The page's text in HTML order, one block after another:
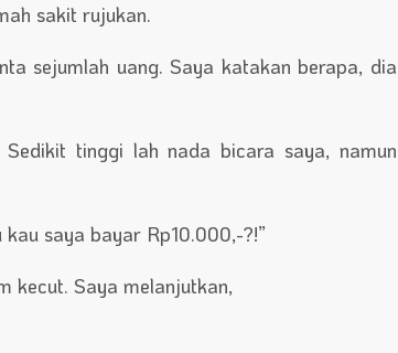
sakit rujukan.
sejumlah uang. Saya katakan berapa, dia
tinggi lah nada bicara saya, namun
kau saya bayar Rp10.000,-?!”
kecut. Saya melanjutkan,